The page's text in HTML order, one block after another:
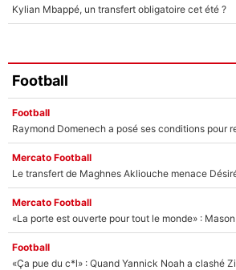
Kylian Mbappé, un transfert obligatoire cet été ?
Football
Football
Mercato Football
Mercato Football
Football